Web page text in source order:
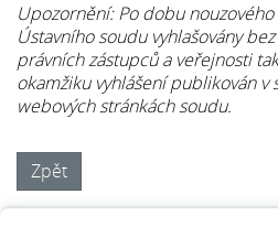
Upozornění: Po dobu nouzového
Ústavního soudu vyhlašovány
právních zástupců a veřejnosti
okamžiku vyhlášení publikován v
webových stránkách soudu.
Zpět